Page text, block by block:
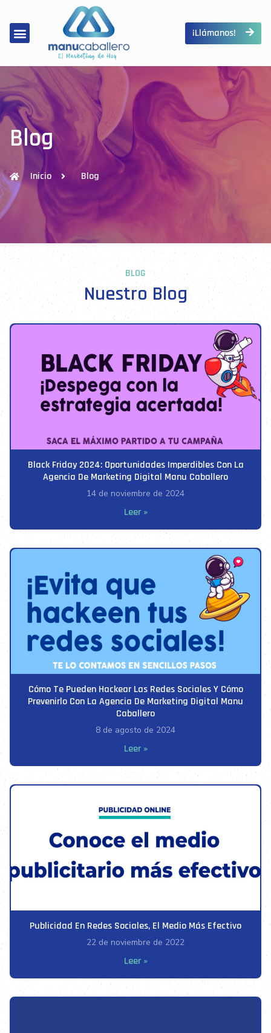
¡Llámanos!
Blog
Inicio Blog
BLOG
Nuestro Blog
Black Friday 2024: Oportunidades Imperdibles Con La
Agencia De Marketing Digital Manu Caballero
14 de noviembre de 2024
Leer »
Cómo Te Pueden Hackear Las Redes Sociales Y Cómo
Prevenirlo Con La Agencia De Marketing Digital Manu
Caballero
8 de agosto de 2024
Leer »
Publicidad En Redes Sociales, El Medio Más Efectivo
22 de noviembre de 2022
Leer »